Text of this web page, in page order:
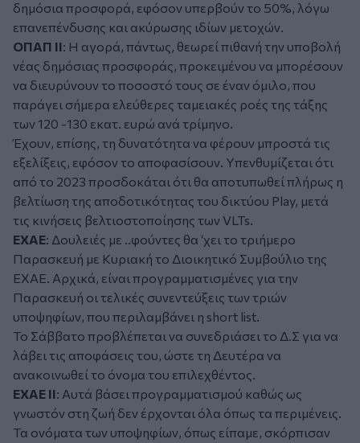
δημόσια προσφορά, εφόσον υπερβούν το 50%, λόγω
επανεπένδυσης και ακύρωσης ιδίων μετοχών.
ΟΠΑΠ ΙΙ: Η αγορά, πάντως, θεωρεί πιθανή την υποβολή
νέας δημόσιας προσφοράς, προκειμένου να μπορέσουν
να διευρύνουν το ποσοστό τους σε έναν όμιλο, που
παράγει σήμερα ελεύθερες ταμειακές ροές της τάξης
των 120 -130 εκατ. ευρώ ανά τρίμηνο.
Έχουν, επίσης, τη δυνατότητα να φέρουν μπροστά τις
εξελίξεις, εφόσον το αποφασίσουν. Υπενθυμίζεται ότι
από το 2023 προσδοκάται ότι θα αποτυπωθεί πλήρως η
βελτίωση της αποδοτικότητας του δικτύου Play, μετά
τις κινήσεις βελτιοστοποίησης των VLTs.
ΕΧΑΕ: Δουλειές με ..φούντες θα ‘χει το τριήμερο
Παρασκευή με Κυριακή το Διοικητικό Συμβούλιο της
ΕΧΑΕ. Αρχικά, είναι προγραμματισμένες για την
Παρασκευή οι τελικές συνεντεύξεις των τριών
υποψηφίων, που περιλαμβάνει η short list.
Το Σάββατο προβλέπεται να συνεδριάσει το Δ.Σ για να
λάβει τις αποφάσεις του, ώστε τη Δευτέρα να
ανακοινωθεί το όνομα του επιλεχθέντος.
ΕΧΑΕ ΙΙ: Αυτά βάσει προγραμματισμού καθώς ως
γνωστόν στη ζωή δεν έρχονται όλα όπως τα περιμένεις.
Τα ονόματα των υποψηφίων, όπως είπαμε, σκόρπισαν